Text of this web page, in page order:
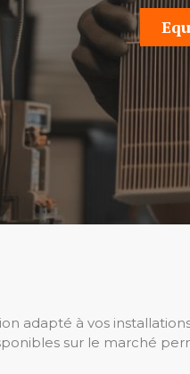
adapté à vos
sur le marché